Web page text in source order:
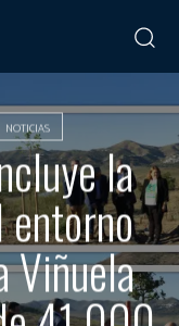
NOTICIAS
la
Viñuela